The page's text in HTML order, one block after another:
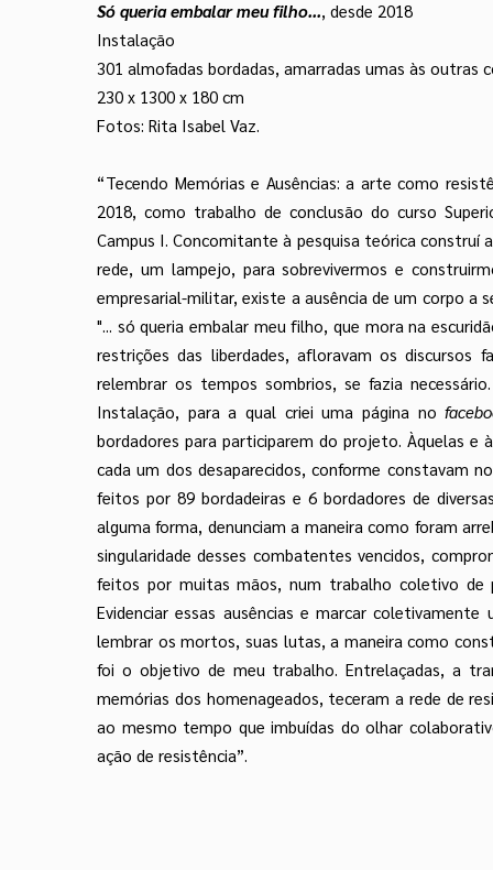
Só queria embalar meu filho..., desde 2018
Instalação
301 almofadas bordadas, amarradas umas às
230 x 1300 x 180 cm
Fotos: Rita Isabel Vaz.
“Tecendo Memórias e Ausências: a arte como
2018, como trabalho de conclusão do curso
Campus I. Concomitante à pesquisa teórica construí
rede, um lampejo, para sobrevivermos e
empresarial-militar, existe a ausência de um corpo a
"... só queria embalar meu filho, que mora na
restrições das liberdades, afloravam os
relembrar os tempos sombrios, se fazia
Instalação, para a qual criei uma página no
bordadores para participarem do projeto. Àquelas e
cada um dos desaparecidos, conforme constavam
feitos por 89 bordadeiras e 6 bordadores de
alguma forma, denunciam a maneira como foram
singularidade desses combatentes vencidos,
feitos por muitas mãos, num trabalho coletivo de
Evidenciar essas ausências e marcar
lembrar os mortos, suas lutas, a maneira como
foi o objetivo de meu trabalho. Entrelaçadas, a
memórias dos homenageados, teceram a rede de
ao mesmo tempo que imbuídas do olhar
ação de resistência”.